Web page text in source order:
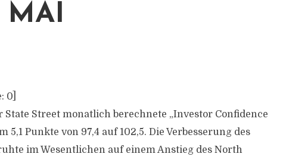
MAI
0
Street monatlich berechnete „Investor Confidence
5,1 Punkte von 97,4 auf 102,5. Die Verbesserung des
im Wesentlichen auf einem Anstieg des North